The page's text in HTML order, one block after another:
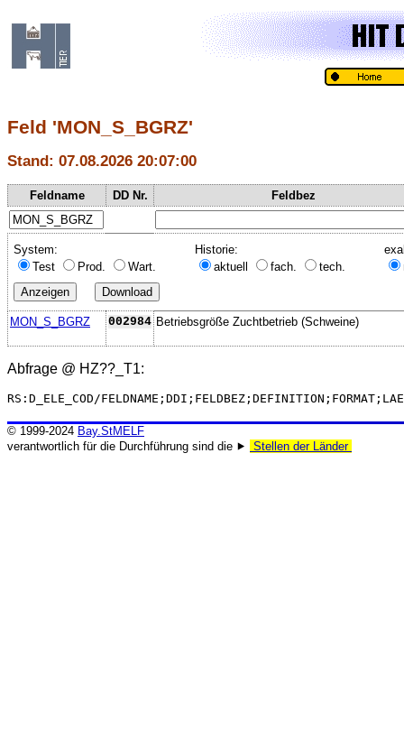
Feld 'MON_S_BGRZ'
Stand: 07.08.2026 20:07:00
Feldname DD Nr. Feldbez
System:
Test
Prod. Wart.
Historie:
aktuell
fach. tech.
MON_S_BGRZ 002984 Betriebsgröße Zuchtbetrieb (Schweine)
Abfrage @ HZ??_T1:
RS:D_ELE_COD/
© 1999-2024 Bay.StMELF
verantwortlich für die Durchführung sind die ⯈
Stellen der Länder